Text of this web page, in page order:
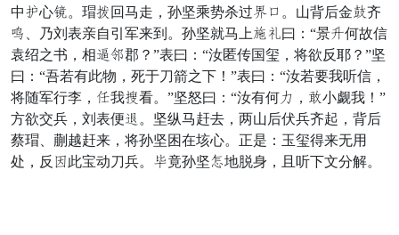
中条心赤。瑁摆回马走，孙坚乘势杀过挥工。山背后金左齐
巨、乃刘表亲自引军来到。孙坚就马上漏着曰：“景囊何故信
袁绍之书，相覆播郡？”表曰：“汝匿传国玺，将欲反耶？”坚
曰：“吾若有此物，死于刀箭之下！”表曰：“汝若要我听信，
将随军行李，牢我寸看。”坚怒曰：“汝有何口，铺小觑我！”
方欲交兵，刘表便拖。坚纵马赶去，两山后伏兵齐起，背后
蔡瑁、蒯越赶来，将孙坚困在垓心。正是：玉玺得来无用
处，反露此宝动刀兵。扶竟孙坚别地脱身，且听下文分解。